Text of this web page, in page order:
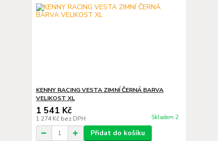
KENNY RACING VESTA ZIMNÍ ČERNÁ BARVA
VELIKOST XL
1 541 Kč
1 274 Kč bez DPH Skladem 2
Přidat do košíku